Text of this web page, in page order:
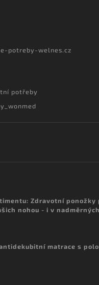
potreby-welnes.cz
potřeby
Zdravotní ponožky
nohou - i v
matrace s